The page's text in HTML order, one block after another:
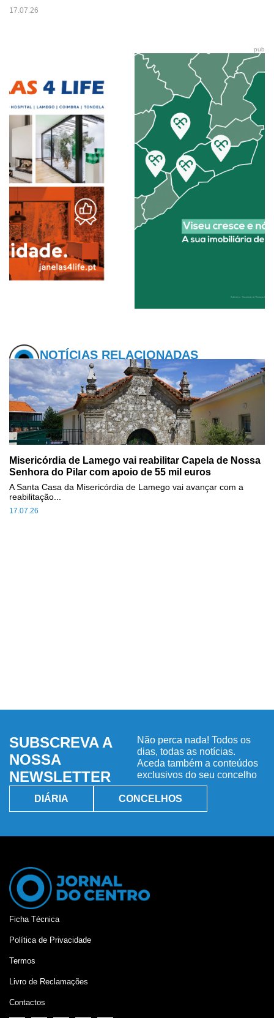
17.07.26
pub
NOTÍCIAS RELACIONADAS
Misericórdia de Lamego vai reabilitar Capela de Nossa
Senhora do Pilar com apoio de 55 mil euros
17.07.26
A Santa Casa da Misericórdia de Lamego vai avançar com a
reabilitação...
SUBSCREVA A
NOSSA
NEWSLETTER
Não perca nada! Todos os
dias, todas as notícias.
Aceda também a conteúdos
exclusivos do seu concelho
DIÁRIA CONCELHOS
Ficha Técnica
Política de Privacidade
Termos
Livro de Reclamações
Contactos